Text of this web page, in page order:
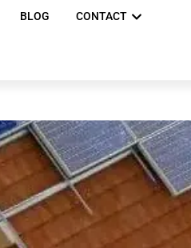
BLOG CONTACT